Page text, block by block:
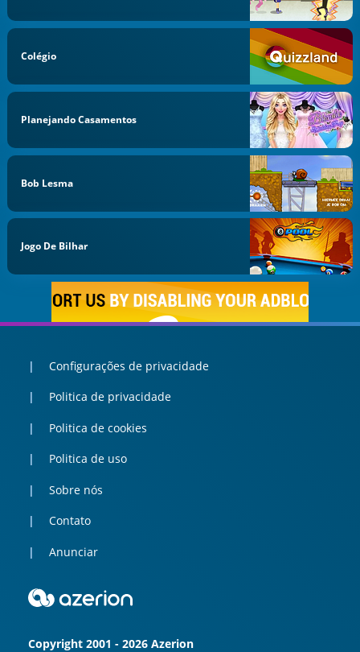
Colégio
Planejando Casamentos
Bob Lesma
Jogo De Bilhar
Configurações de privacidade
Politica de privacidade
Politica de cookies
Politica de uso
Sobre nós
Contato
Anunciar
Copyright 2001 - 2026 Azerion